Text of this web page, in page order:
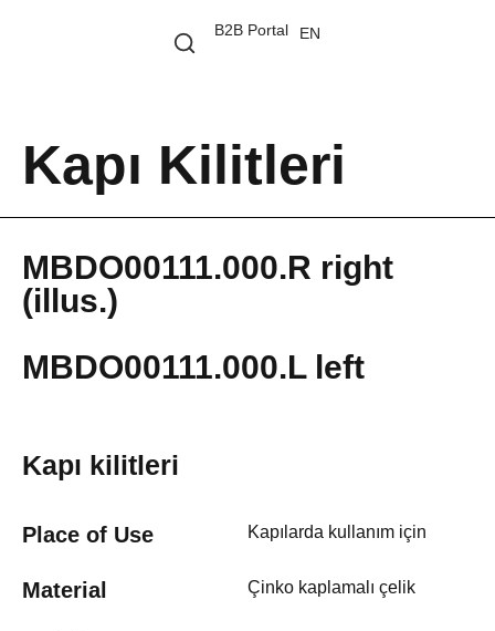
B2B Portal EN
Kapı Kilitleri
MBDO00111.000.R right
(illus.)
MBDO00111.000.L left
Kapı kilitleri
Place of Use Kapılarda kullanım için
Material Çinko kaplamalı çelik